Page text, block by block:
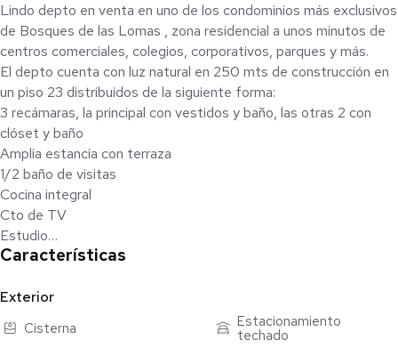
Lindo depto en venta en uno de los condominios más exclusivos
de Bosques de las Lomas , zona residencial a unos minutos de
centros comerciales, colegios, corporativos, parques y más.
El depto cuenta con luz natural en 250 mts de construcción en
un piso 23 distribuidos de la siguiente forma:
3 recámaras, la principal con vestidos y baño, las otras 2 con
clóset y baño
Amplia estancia con terraza
1/2 baño de visitas
Cocina integral
Cto de TV
Estudio
3 estacionamientos techados en S5
Área de lavado
Casa club
Características
Exterior
Cisterna
Estacionamiento
techado